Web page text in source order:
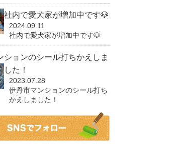
社内で愛犬家が増加中です🐶
2024.09.11
社内で愛犬家が増加中です🐶
ションのシール打ちかえしま
した！
2023.07.28
伊丹市マンションのシール打ち
かえしました！